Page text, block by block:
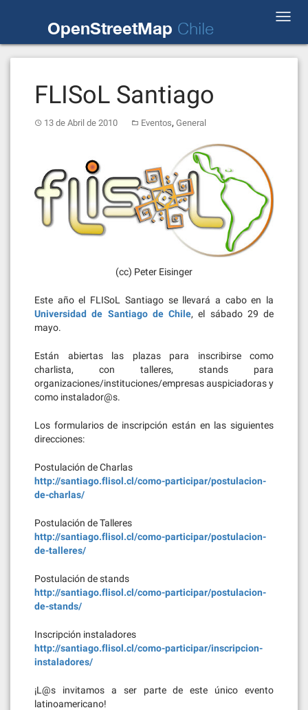
OpenStreetMap Chile
FLISoL Santiago
13 de Abril de 2010 Eventos, General
(cc) Peter Eisinger
Este año el FLISoL Santiago se llevará a cabo en la
Universidad de Santiago de Chile, el sábado 29 de
mayo.
Están abiertas las plazas para inscribirse como
charlista, con talleres, stands para
organizaciones/instituciones/empresas auspiciadoras y
como instalador@s.
Los formularios de inscripción están en las siguientes
direcciones:
Postulación de Charlas
http://santiago.flisol.cl/como-participar/postulacion-
de-charlas/
Postulación de Talleres
http://santiago.flisol.cl/como-participar/postulacion-
de-talleres/
Postulación de stands
http://santiago.flisol.cl/como-participar/postulacion-
de-stands/
Inscripción instaladores
http://santiago.flisol.cl/como-participar/inscripcion-
instaladores/
¡L@s invitamos a ser parte de este único evento
latinoamericano!